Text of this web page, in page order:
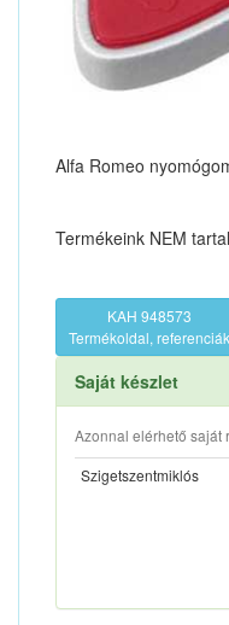
Alfa Romeo
Termékeink NEM
KAH 948573
Termékoldal, referenciák
Saját készlet
Azonnal elérhető saját
Szigetszentmiklós